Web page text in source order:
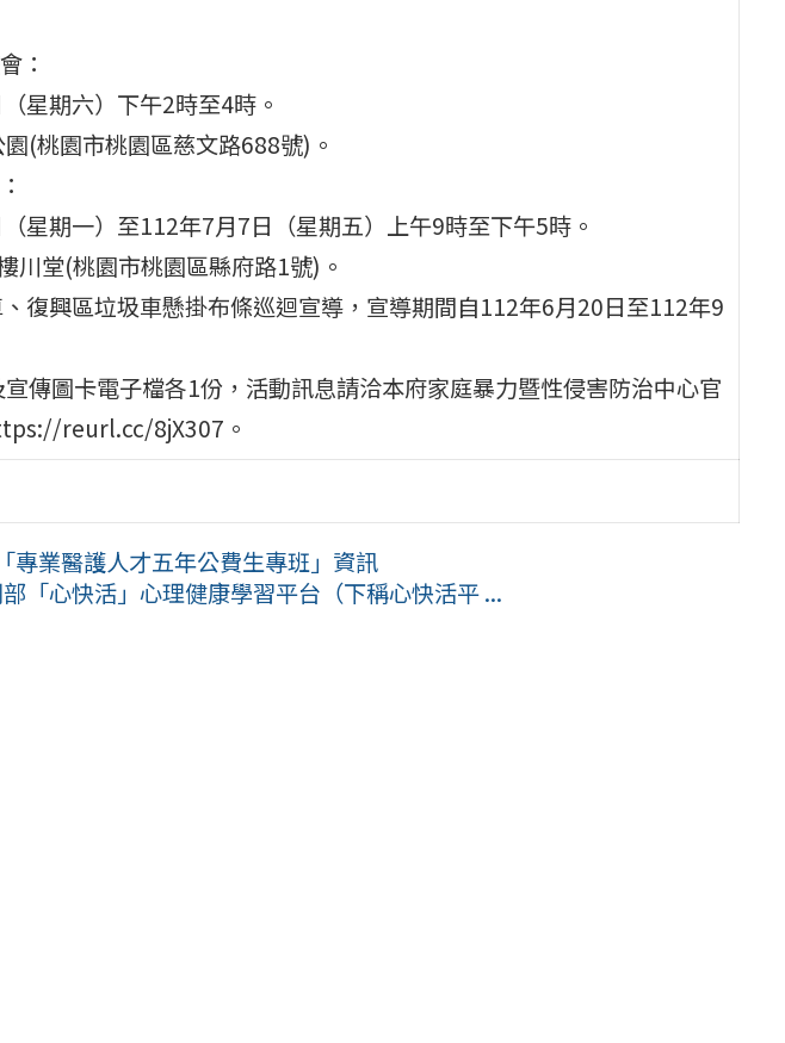
：
星期六）下午2時至4時。
(桃園市桃園區慈文路688號)。
星期一）至112年7月7日（星期五）上午9時至下午5時。
川堂(桃園市桃園區縣府路1號)。
復興區垃圾車懸掛布條巡迴宣導，宣導期間自112年6月20日至112年9
傳圖卡電子檔各1份，活動訊息請洽本府家庭暴力暨性侵害防治中心官
reurl.cc/8jX307。
專業醫護人才五年公費生專班」資訊
「心快活」心理健康學習平台（下稱心快活平 ...